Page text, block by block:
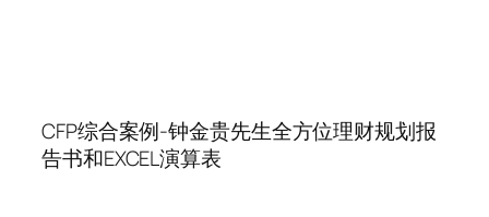
CFP综合案例-钟金贵先生全方位理财规划报
告书和EXCEL演算表